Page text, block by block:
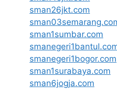
sman26jkt.com
sman1sumbar.com
smanegeri1bogor.com
sman1surabaya.com
sman6jogja.com